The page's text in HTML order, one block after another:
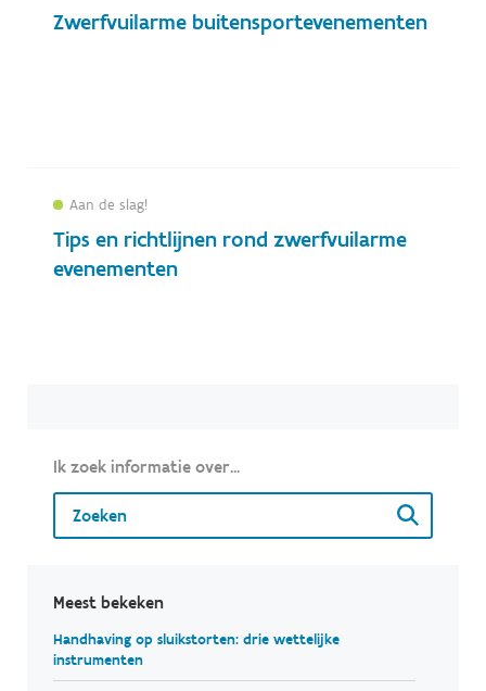
Zwerfvuilarme buitensportevenementen
Tips en richtlijnen rond zwerfvuilarme
evenementen
Aan de slag!
Ik zoek informatie over...
Meest bekeken
Handhaving op sluikstorten: drie wettelijke
instrumenten